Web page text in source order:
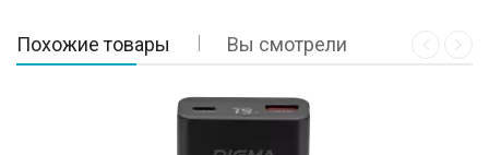
Похожие товары Вы смотрели